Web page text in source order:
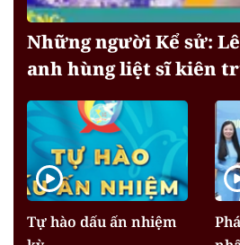
Những người Kể sử:
anh hùng liệt sĩ kiên
Tự hào dấu ấn nhiệm